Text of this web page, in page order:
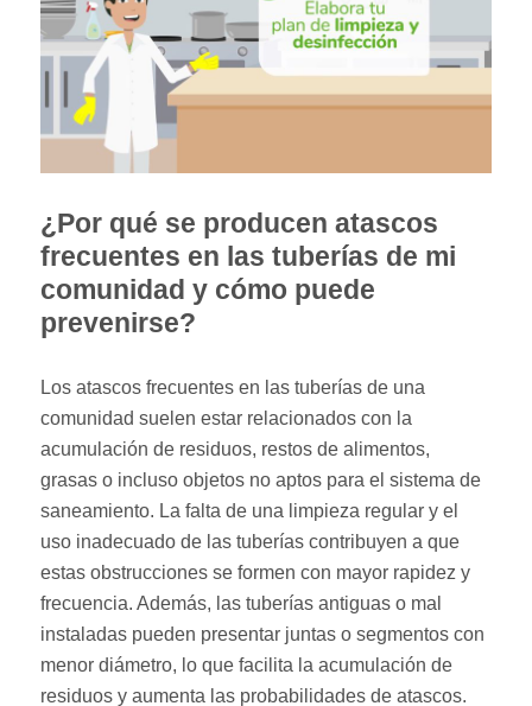
¿Por qué se producen atascos
frecuentes en las tuberías de mi
comunidad y cómo puede
prevenirse?
Los atascos frecuentes en las tuberías de una
comunidad suelen estar relacionados con la
acumulación de residuos, restos de alimentos,
grasas o incluso objetos no aptos para el sistema de
saneamiento. La falta de una limpieza regular y el
uso inadecuado de las tuberías contribuyen a que
estas obstrucciones se formen con mayor rapidez y
frecuencia. Además, las tuberías antiguas o mal
instaladas pueden presentar juntas o segmentos con
menor diámetro, lo que facilita la acumulación de
residuos y aumenta las probabilidades de atascos.